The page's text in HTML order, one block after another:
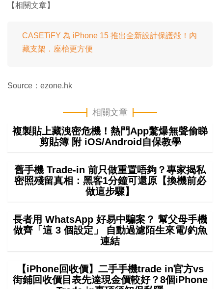
【相關文章】
CASETiFY 為 iPhone 15 推出全新設計保護殻！內
藏支架．座枱更方便
Source：ezone.hk
相關文章
複製貼上藏洩密危機！熱門App驚爆無聲偷睇
剪貼簿 附 iOS/Android自保教學
舊手機 Trade-in 前只做重置唔夠？專家揭私
密照殘留真相：黑客1分鐘可還原【換機前必
做這步驟】
長者用 WhatsApp 好易中騙案？ 幫父母手機
做齊「這 3 個設定」 自動過濾陌生來電/釣魚
連結
【iPhone回收價】二手手機trade in官方vs
街鋪回收價目表先達現金價較好？8個iPhone